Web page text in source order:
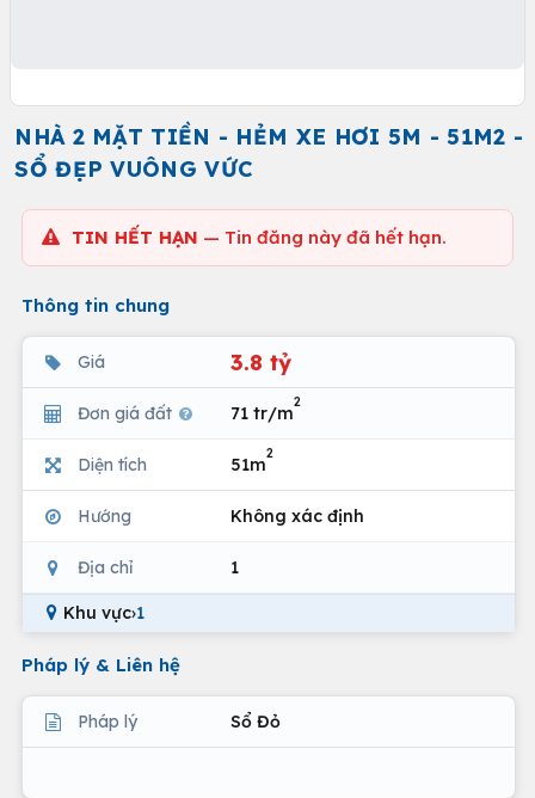
NHÀ 2 MẶT TIỀN - HẺM XE HƠI 5M - 51M2 -
SỔ ĐẸP VUÔNG VỨC
TIN HẾT HẠN — Tin đăng này đã hết hạn.
Thông tin chung
Giá 3.8 tỷ
Đơn giá đất 71 tr/m
2
Diện tích 51m
2
Hướng Không xác định
Địa chỉ 1
Khu vực›1
Pháp lý & Liên hệ
Pháp lý Sổ Đỏ